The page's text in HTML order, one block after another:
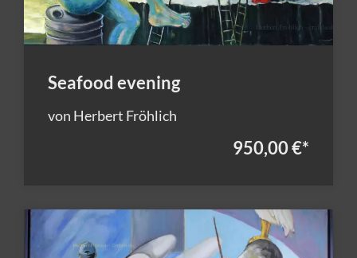
Seafood evening
von Herbert Fröhlich
950,00 €*